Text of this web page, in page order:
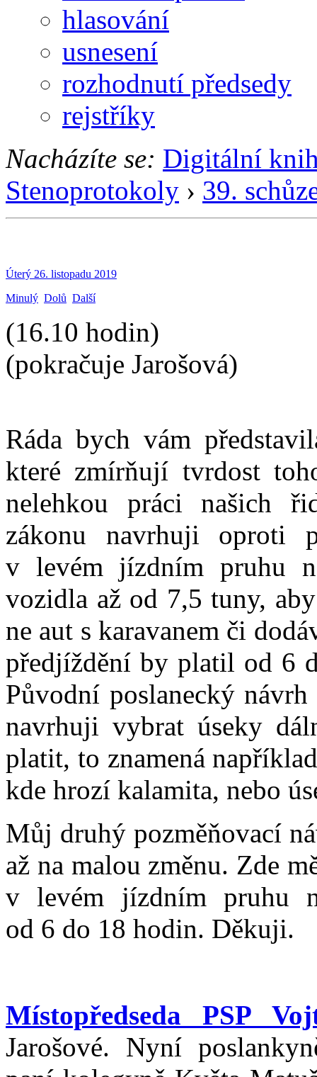
hlasování
usnesení
rozhodnutí předsedy
rejstříky
Nacházíte se: Digitální
Stenoprotokoly › 39.
Úterý 26. listopadu 2019
Minulý Dolů Další
(16.10 hodin)
(pokračuje Jarošová)
Ráda bych vám
které zmírňují tvrdost
nelehkou práci našich
zákonu navrhuji oproti
v levém jízdním pruhu
vozidla až od 7,5 tuny,
ne aut s karavanem či
předjíždění by platil od 6
Původní poslanecký
navrhuji vybrat úseky
platit, to znamená
kde hrozí kalamita, nebo
Můj druhý pozměňovací
až na malou změnu. Zde
v levém jízdním pruhu
od 6 do 18 hodin. Děkuji.
Místopředseda PSP
Jarošové. Nyní